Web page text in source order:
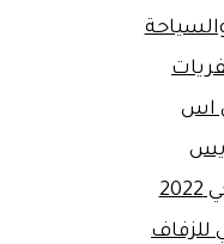
اس
للزفاف